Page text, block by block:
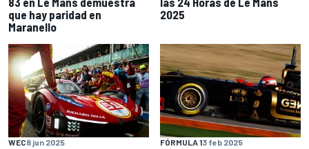
que hay paridad en
Maranello
2025
WEC8 jun 2025 FÓRMULA 13 feb 2025